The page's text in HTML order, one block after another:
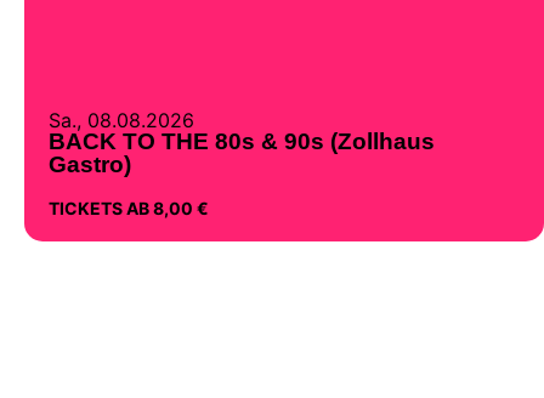
Sa., 08.08.2026
BACK TO THE 80s & 90s (Zollhaus
Gastro)
TICKETS AB 8,00 €